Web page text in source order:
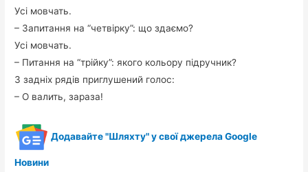
Усі мовчать.
– Запитання на “четвірку”: що здаємо?
Усі мовчать.
– Питання на “трійку”: якого кольору підручник?
З задніх рядів приглушений голос:
– О валить, зараза!
Додавайте "Шляхту" у свої джерела Google
Новини